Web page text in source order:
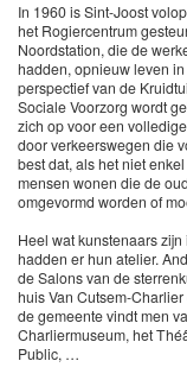
In 1960 is Sint-Joost
het Rogiercentrum
Noordstation, die de
hadden, opnieuw leven
perspectief van de
Sociale Voorzorg wordt
zich op voor een
door verkeerswegen die
best dat, als het niet
mensen wonen die de
omgevormd worden of
Heel wat kunstenaars
hadden er hun atelier.
de Salons van de
huis Van Cutsem-
de gemeente vindt men
Charliermuseum, het
Public, …